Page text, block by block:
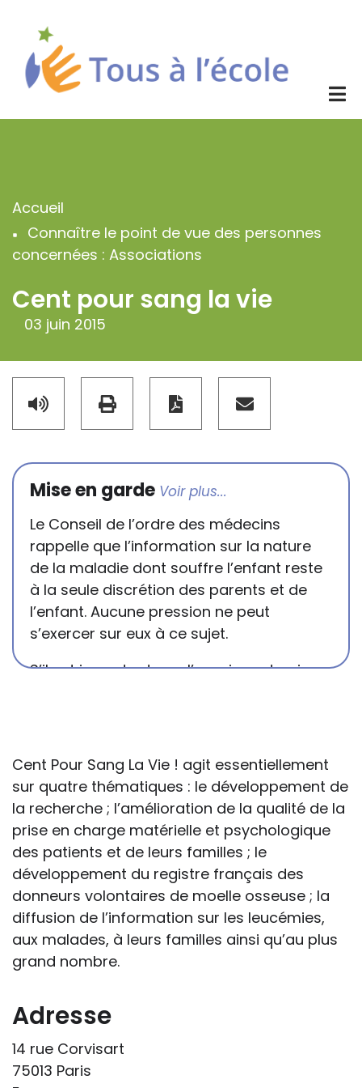
contenu
principal
Fil
d'Ariane
Accueil
Connaître le point de vue des personnes
concernées : Associations
Cent pour sang la vie
03 juin 2015
Mise en garde
Le Conseil de l’ordre des médecins
rappelle que l’information sur la nature
de la maladie dont souffre l’enfant reste
à la seule discrétion des parents et de
l’enfant. Aucune pression ne peut
s’exercer sur eux à ce sujet.
S’il est important que l’enseignant puisse
passe pas forcément pas l’exposé du
diagnostic en tant que tel.
Cette information doit être adaptée par
chacun, dans le respect de l’individu en
particulier, enfant et adulte, et prendre en
compte la variabilité d’une même
maladie ou handicap selon chaque
enfant.
La consultation d’informations sur un site
responsabilités professionnelles, civiles
et pénales. Les personnes qui
s'inspireront des éléments publiés sur le
site « Tous à l'école » dans leur action
Cent Pour Sang La Vie ! agit essentiellement
sur quatre thématiques : le développement de
la recherche ; l’amélioration de la qualité de la
prise en charge matérielle et psychologique
des patients et de leurs familles ; le
développement du registre français des
donneurs volontaires de moelle osseuse ; la
diffusion de l’information sur les leucémies,
aux malades, à leurs familles ainsi qu’au plus
grand nombre.
Adresse
14 rue Corvisart
75013 Paris